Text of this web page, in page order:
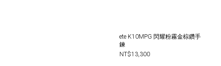
ete K10MPG 閃耀粉霧金棕鑽手
鍊
NT$13,300